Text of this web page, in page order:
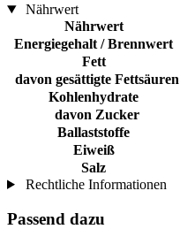
Nährwert
Nährwert
Energiegehalt / Brennwert
Fett
davon gesättigte Fettsäuren
Kohlenhydrate
davon Zucker
Ballaststoffe
Eiweiß
Salz
Rechtliche Informationen
Passend dazu